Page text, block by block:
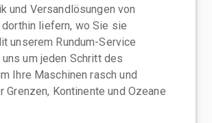
und Versandlösungen von
dorthin liefern, wo Sie sie
unserem Rundum-Service
um jeden Schritt des
Ihre Maschinen rasch und
Kontinente und Ozeane